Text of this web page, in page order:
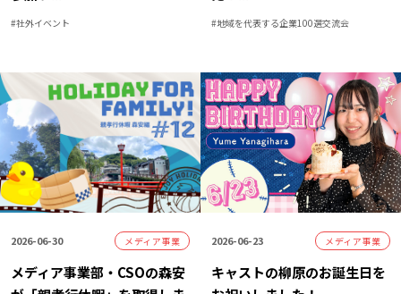
#社外イベント #地域を代表する企業100選交流会
2026-06-30 メディア事業
メディア事業部・CSOの森安
2026-06-23 メディア事業
キャストの柳原のお誕生日を